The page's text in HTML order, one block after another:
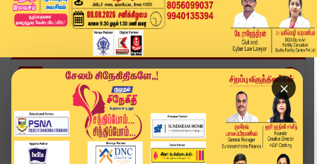
×
Home
தமிழ்நாடு
'வா வாத்தியார்' படத்தை வெளியிட தடை.. சென்னை உயர...